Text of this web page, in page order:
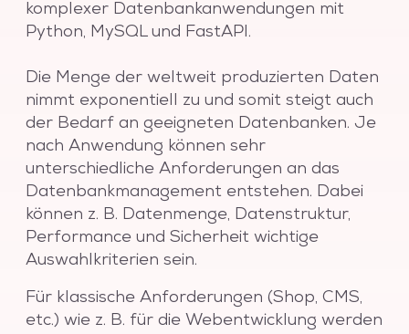
komplexer Datenbankanwendungen mit
Python, MySQL und FastAPI.
Die Menge der weltweit produzierten Daten
nimmt exponentiell zu und somit steigt auch
der Bedarf an geeigneten Datenbanken. Je
nach Anwendung können sehr
unterschiedliche Anforderungen an das
Datenbankmanagement entstehen. Dabei
können z. B. Datenmenge, Datenstruktur,
Performance und Sicherheit wichtige
Auswahlkriterien sein.
Für klassische Anforderungen (Shop, CMS,
etc.) wie z. B. für die Webentwicklung werden